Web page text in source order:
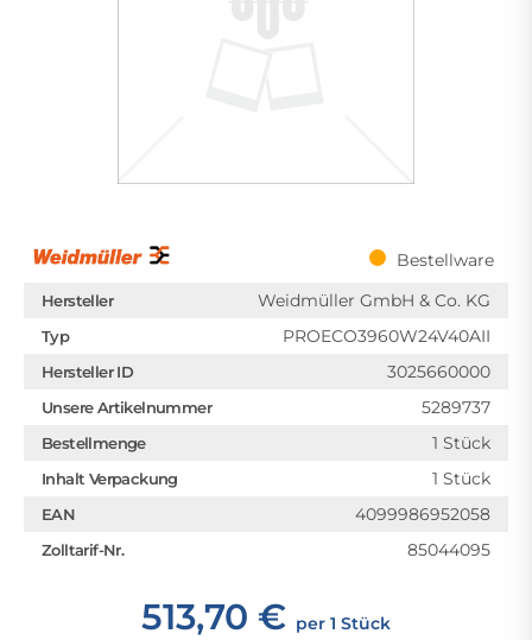
Bestellware
Hersteller Weidmüller GmbH & Co. KG
Typ PROECO3960W24V40AII
Hersteller ID 3025660000
Unsere Artikelnummer 5289737
Bestellmenge 1 Stück
Inhalt Verpackung 1 Stück
EAN 4099986952058
Zolltarif-Nr. 85044095
513,70 € per 1 Stück